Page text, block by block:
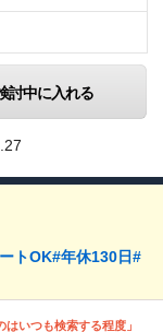
討中に入れる
トOK#年休130日#
はいつも検索する程度」